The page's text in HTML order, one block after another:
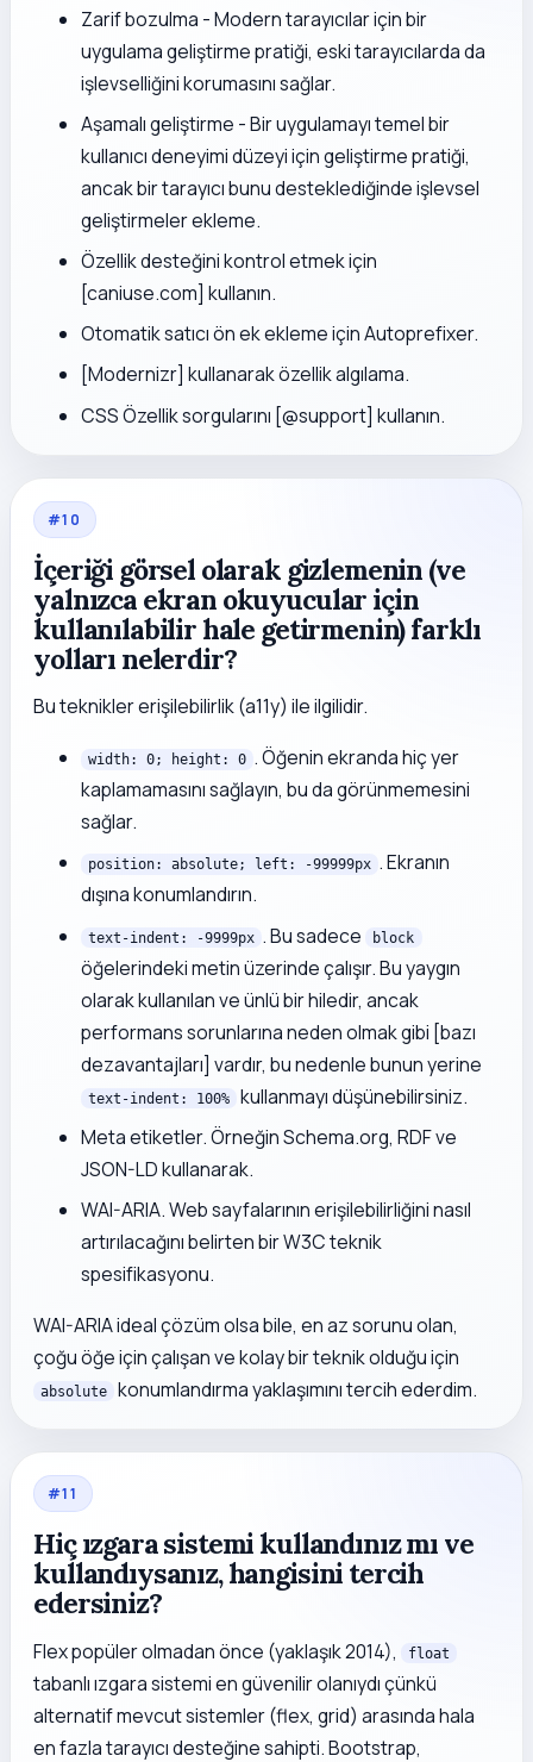
Zarif bozulma - Modern tarayıcılar için bir
uygulama geliştirme pratiği, eski tarayıcılarda da
işlevselliğini korumasını sağlar.
Aşamalı geliştirme - Bir uygulamayı temel bir
kullanıcı deneyimi düzeyi için geliştirme pratiği,
ancak bir tarayıcı bunu desteklediğinde işlevsel
geliştirmeler ekleme.
Özellik desteğini kontrol etmek için
[caniuse.com] kullanın.
Otomatik satıcı ön ek ekleme için Autoprefixer.
[Modernizr] kullanarak özellik algılama.
CSS Özellik sorgularını [@support] kullanın.
#10
İçeriği görsel olarak gizlemenin (ve
yalnızca ekran okuyucular için
kullanılabilir hale getirmenin) farklı
yolları nelerdir?
Bu teknikler erişilebilirlik (a11y) ile ilgilidir.
width: 0; height: 0 . Öğenin ekranda hiç yer
kaplamamasını sağlayın, bu da görünmemesini
sağlar.
position: absolute; left: -99999px . Ekranın
dışına konumlandırın.
text-indent: -9999px . Bu sadece block
öğelerindeki metin üzerinde çalışır. Bu yaygın
olarak kullanılan ve ünlü bir hiledir, ancak
performans sorunlarına neden olmak gibi [bazı
dezavantajları] vardır, bu nedenle bunun yerine
text-indent: 100%
kullanmayı düşünebilirsiniz.
Meta etiketler. Örneğin Schema.org, RDF ve
JSON-LD kullanarak.
WAI-ARIA. Web sayfalarının erişilebilirliğini nasıl
artırılacağını belirten bir W3C teknik
spesifikasyonu.
WAI-ARIA ideal çözüm olsa bile, en az sorunu olan,
çoğu öğe için çalışan ve kolay bir teknik olduğu için
absolute konumlandırma yaklaşımını tercih ederdim.
#11
Hiç ızgara sistemi kullandınız mı ve
kullandıysanız, hangisini tercih
edersiniz?
Flex popüler olmadan önce (yaklaşık 2014), float
tabanlı ızgara sistemi en güvenilir olanıydı çünkü
alternatif mevcut sistemler (flex, grid) arasında hala
en fazla tarayıcı desteğine sahipti. Bootstrap,